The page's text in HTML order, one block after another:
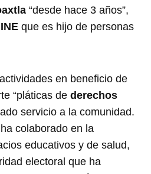
“desde hace 3 años”,
INE que es hijo de personas
en beneficio de
“pláticas dederechos
servicio a la comunidad.
colaborado en la
educativos y de salud,
electoral que ha